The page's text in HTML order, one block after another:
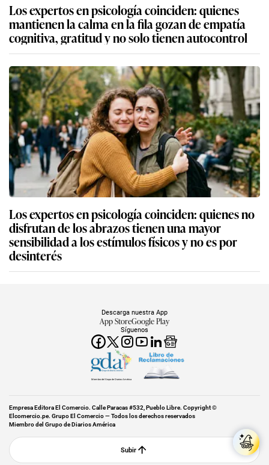
Los expertos en psicología coinciden: quienes
mantienen la calma en la fila gozan de empatía
cognitiva, gratitud y no solo tienen autocontrol
Los expertos en psicología coinciden: quienes no
disfrutan de los abrazos tienen una mayor
sensibilidad a los estímulos físicos y no es por
desinterés
Síguenos
Descarga nuestra App
App StoreGoogle Play
Miembro del Grupo de Diarios América
Empresa Editora El Comercio. Calle Paracas #532, Pueblo Libre. Copyright ©
Elcomercio.pe. Grupo El Comercio — Todos los derechos reservados
Miembro del Grupo de Diarios América
Subir